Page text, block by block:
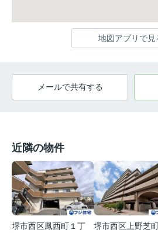
地図アプリで見
メールで共有する
近隣の物件
堺市西区鳳西町１丁
堺市西区上野芝